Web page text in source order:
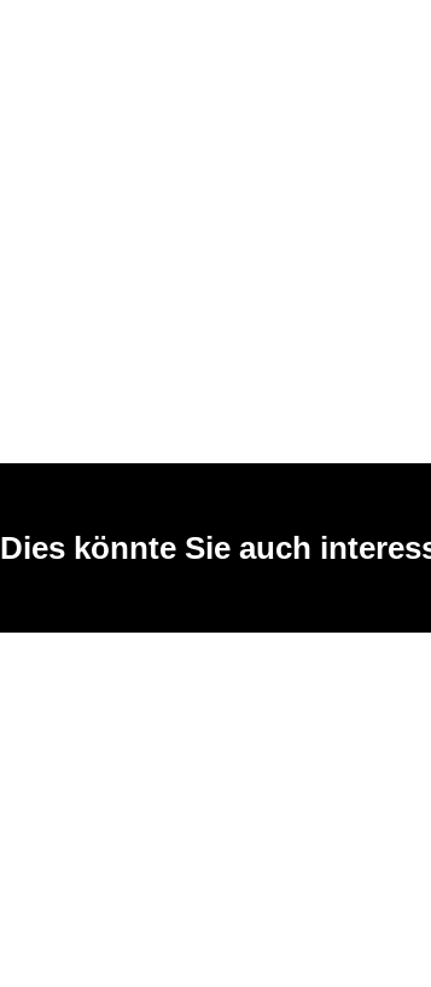
Dies könnte Sie auch